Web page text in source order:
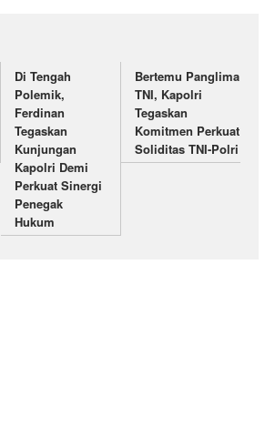
Di Tengah
Polemik,
Ferdinan
Tegaskan
Kunjungan
Kapolri Demi
Perkuat Sinergi
Penegak
Hukum
Bertemu Panglima
TNI, Kapolri
Tegaskan
Komitmen Perkuat
Soliditas TNI-Polri